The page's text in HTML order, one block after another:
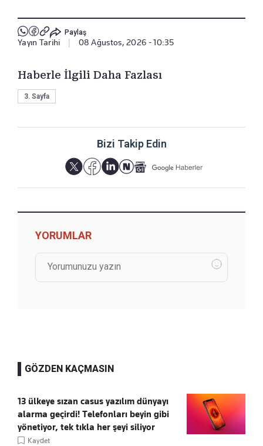
Paylaş
Yayın Tarihi 08 Ağustos, 2026 - 10:35
Haberle İlgili Daha Fazlası
3. Sayfa
Bizi Takip Edin
YORUMLAR
GÖZDEN KAÇMASIN
13 ülkeye sızan casus yazılım dünyayı
alarma geçirdi! Telefonları beyin gibi
yönetiyor, tek tıkla her şeyi siliyor
Kaydet